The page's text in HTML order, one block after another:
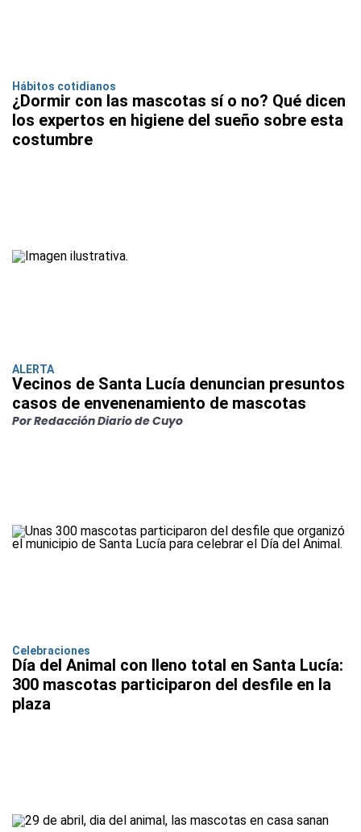
Hábitos cotidianos
¿Dormir con las mascotas sí o no? Qué dicen
los expertos en higiene del sueño sobre esta
costumbre
ALERTA
Vecinos de Santa Lucía denuncian presuntos
casos de envenenamiento de mascotas
Por Redacción Diario de Cuyo
Celebraciones
Día del Animal con lleno total en Santa Lucía:
300 mascotas participaron del desfile en la
plaza